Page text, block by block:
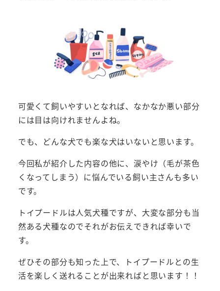
可愛くて飼いやすいとなれば、なかなか悪い部分
には目は向けれませんよね。
でも、どんな犬でも楽な犬はいないと思います。
今回私が紹介した内容の他に、涙やけ（毛が茶色
くなってしまう）に悩んでいる飼い主さんも多い
です。
トイプードルは人気犬種ですが、大変な部分も当
然ある犬種なのでそれがお伝えできれば幸いで
す。
ぜひその部分も知った上で、トイプードルとの生
活を楽しく送れることが出来ればと思います！！